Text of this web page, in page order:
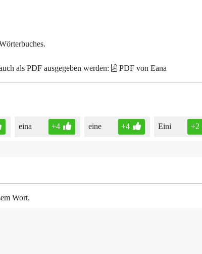
als PDF ausgegeben werden: PDF von Eana
eina +4 eine +4 Eini +2
Wort.